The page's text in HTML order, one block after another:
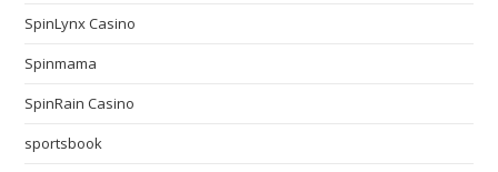
SpinLynx Casino
Spinmama
SpinRain Casino
sportsbook